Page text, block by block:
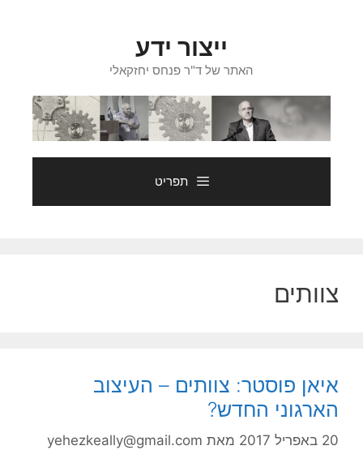
ייצור ידע
האתר של ד"ר פנחס יחזקאלי
תפריט
צוותים
איאן פוסטר: צוותים – העיצוב
הארגוני החדש?
20 באפריל 2017 מאת yehezkeally@gmail.com